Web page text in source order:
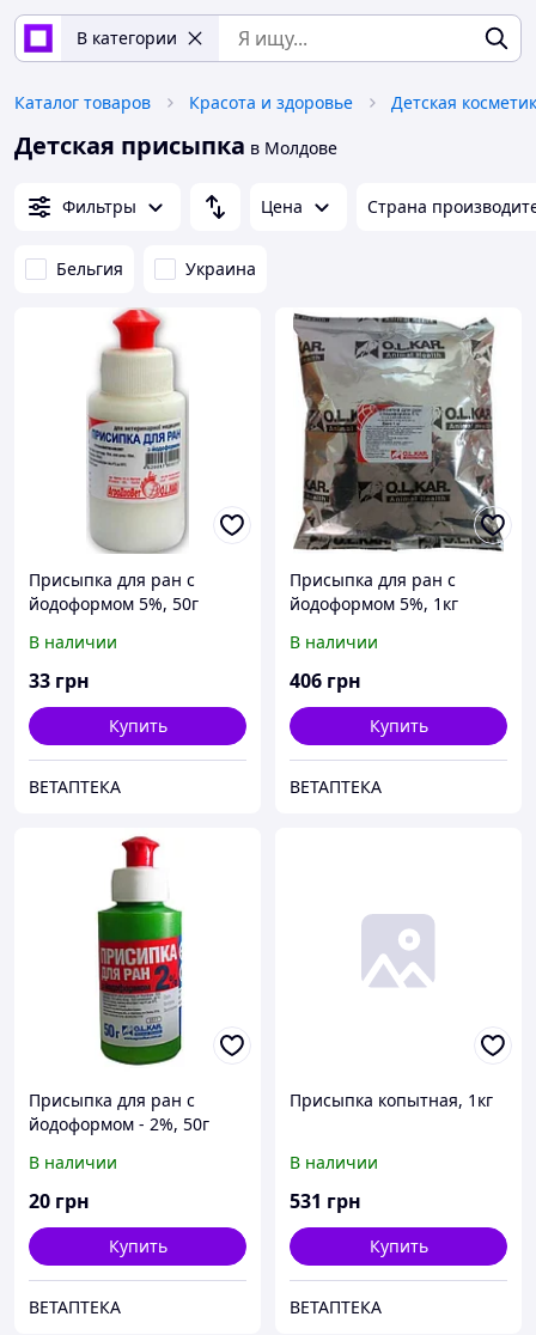
В категории
Каталог товаров Красота и здоровье Детская
Детская присыпка в Молдове
Фильтры Цена Страна
Бельгия Украина
Присыпка для ран с
йодоформом 5%, 50г
В наличии
33 грн
Купить
ВЕТАПТЕКА
Присыпка для ран с
йодоформом 5%, 1кг
В наличии
406 грн
Купить
ВЕТАПТЕКА
Присыпка для ран с
йодоформом - 2%, 50г
В наличии
20 грн
Купить
ВЕТАПТЕКА
Присыпка копытная, 1кг
В наличии
531 грн
Купить
ВЕТАПТЕКА